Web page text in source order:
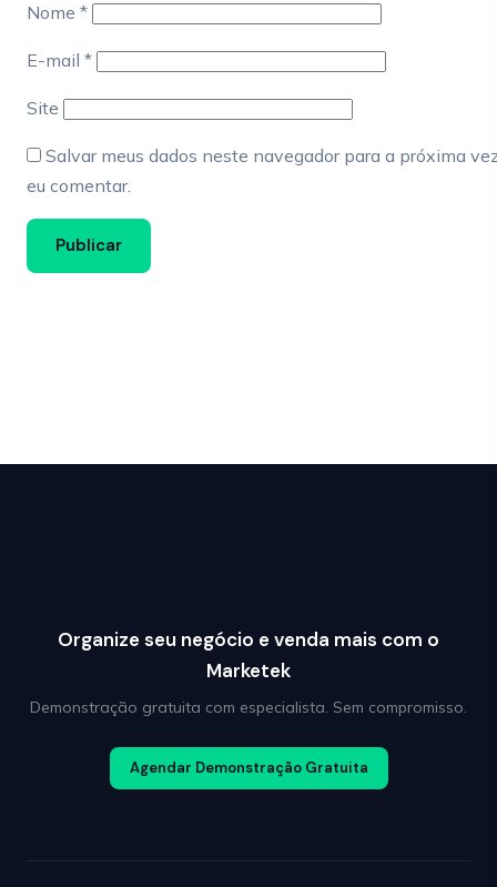
Nome *
E-mail *
Site
Salvar meus dados neste navegador para a próxima
eu comentar.
Organize seu negócio e venda mais com o
Marketek
Demonstração gratuita com especialista. Sem compromisso.
Agendar Demonstração Gratuita